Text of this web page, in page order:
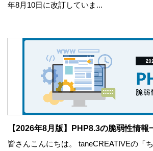
年8月10日に改訂していま...
【2026年8月版】PHP8.3の脆弱性情報
皆さんこんにちは。 taneCREATIVEの「